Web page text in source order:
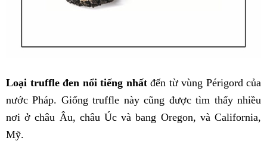
Loại truffle đen nổi tiếng nhấtđến từ vùng Périgord của
nước Pháp. Giống truffle này cũng được tìm thấy nhiều
nơi ở châu Âu, châu Úc và bang Oregon, và California,
Mỹ.